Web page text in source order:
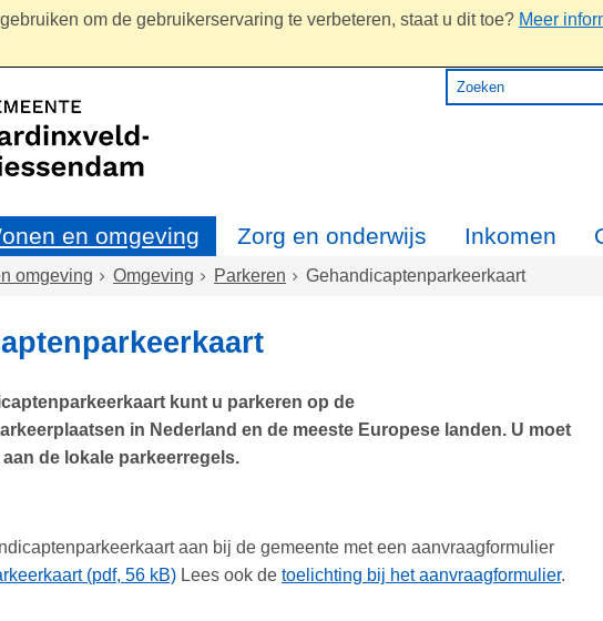
om de gebruikerservaring te verbeteren, staat u dit toe? Meer
en omgeving Zorg en onderwijs Inkomen
omgeving Omgeving Parkeren Gehandicaptenparkeerkaart
kunt u parkeren op de
in Nederland en de meeste Europese landen. U moet
de lokale parkeerregels.
aan bij de gemeente met een aanvraagformulier
(pdf, 56 kB) Lees ook de toelichting bij het aanvraagformulier.